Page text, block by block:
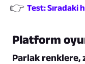
👉 Test: Sıradaki
Platform
Parlak renklere,